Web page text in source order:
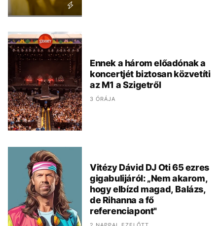
Ennek a három előadónak a
koncertjét biztosan közvetíti
az M1 a Szigetről
3 ÓRÁJA
Vitézy Dávid DJ Oti 65 ezres
gigabulijáról: „Nem akarom,
hogy elbízd magad, Balázs,
de Rihanna a fő
referenciapont"